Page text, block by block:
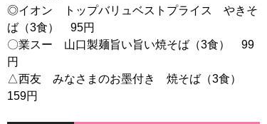
◎イオン トップバリュベストプライス やきそ
ば（3食） 95円
〇業スー 山口製麺旨い旨い焼そば（3食） 99
円
△西友 みなさまのお墨付き 焼そば（3食）
159円